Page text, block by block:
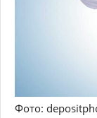
Фото: